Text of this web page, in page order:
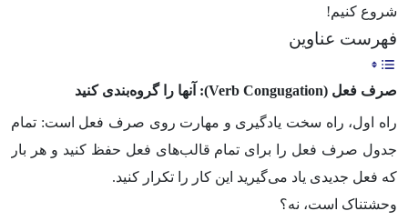
شروع کنیم!
فهرست عناوین
صرف فعل (Verb Congugation): آن­ها را گروه­‌بندی کنید
راه اول، راه سخت یادگیری و مهارت روی صرف فعل است: تمام
جدول صرف فعل را برای تمام قالب‌­های فعل حفظ کنید و هر بار
که فعل جدیدی یاد می‌­گیرید این کار را تکرار کنید.
وحشتناک است، نه؟